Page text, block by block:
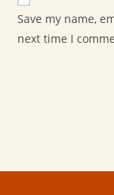
Save my name,
next time I